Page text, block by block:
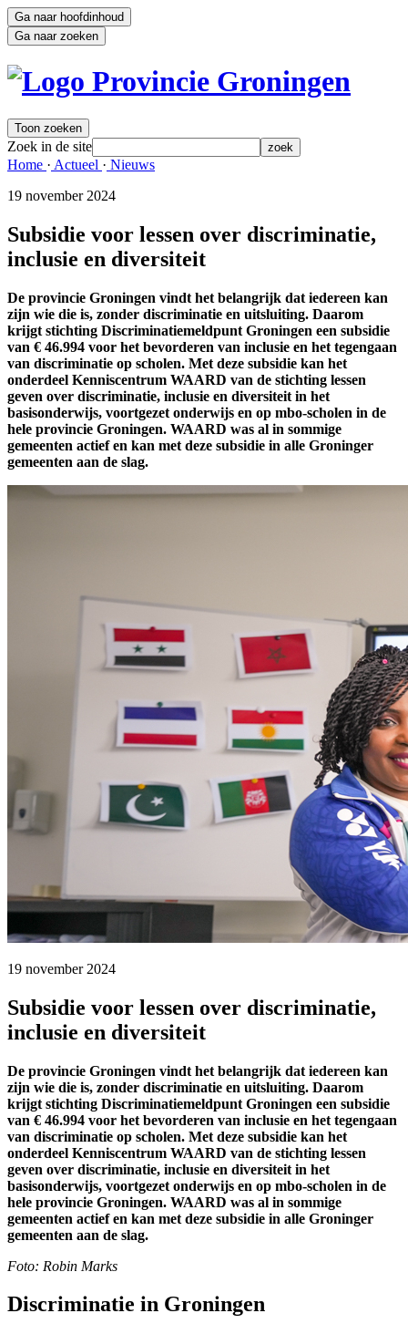
Ga naar hoofdinhoud
Ga naar zoeken
Toon zoeken
Zoek in de site zoek
Home · Actueel · Nieuws
19 november 2024
Subsidie voor lessen over discriminatie,
inclusie en diversiteit
De provincie Groningen vindt het belangrijk dat iedereen kan
zijn wie die is, zonder discriminatie en uitsluiting. Daarom
krijgt stichting Discriminatiemeldpunt Groningen een subsidie
van € 46.994 voor het bevorderen van inclusie en het tegengaan
van discriminatie op scholen. Met deze subsidie kan het
onderdeel Kenniscentrum WAARD van de stichting lessen
geven over discriminatie, inclusie en diversiteit in het
basisonderwijs, voortgezet onderwijs en op mbo-scholen in de
hele provincie Groningen. WAARD was al in sommige
gemeenten actief en kan met deze subsidie in alle Groninger
gemeenten aan de slag.
19 november 2024
Subsidie voor lessen over discriminatie,
inclusie en diversiteit
De provincie Groningen vindt het belangrijk dat iedereen kan
zijn wie die is, zonder discriminatie en uitsluiting. Daarom
krijgt stichting Discriminatiemeldpunt Groningen een subsidie
van € 46.994 voor het bevorderen van inclusie en het tegengaan
van discriminatie op scholen. Met deze subsidie kan het
onderdeel Kenniscentrum WAARD van de stichting lessen
geven over discriminatie, inclusie en diversiteit in het
basisonderwijs, voortgezet onderwijs en op mbo-scholen in de
hele provincie Groningen. WAARD was al in sommige
gemeenten actief en kan met deze subsidie in alle Groninger
gemeenten aan de slag.
Foto: Robin Marks
Discriminatie in Groningen